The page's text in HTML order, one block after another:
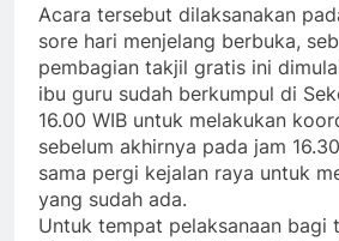
Acara tersebut dilaksanakan
sore hari menjelang berbuka,
pembagian takjil gratis ini
ibu guru sudah berkumpul di
16.00 WIB untuk melakukan
sebelum akhirnya pada jam
sama pergi kejalan raya untuk
yang sudah ada.
Untuk tempat pelaksanaan bagi